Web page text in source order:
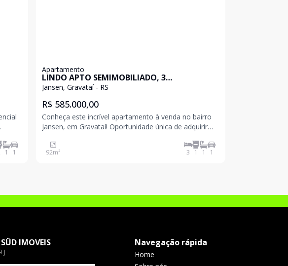
1 1
Apartamento
LINDO APTO SEMIMOBILIADO, 3
DORMITÓRIOS (1 SUÍTE) NO BAIRRO JANSEN
Jansen, Gravataí - RS
R$ 585.000,00
Conheça este incrível apartamento à venda no bairro
Jansen, em Gravataí! Oportunidade única de adquirir
privativa de 92 m² e uma excelente infraestrutura,
como elevadores, você terá praticidade e segurança
92m² 3 1 1 1
IMOVEIS
J
Navegação rápida
Home